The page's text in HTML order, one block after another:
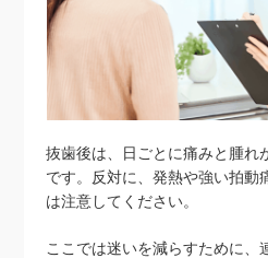
抜歯後は、日ごとに痛みと腫れ
です。反対に、発熱や強い拍動
は注意してください。
ここでは迷いを減らすために、